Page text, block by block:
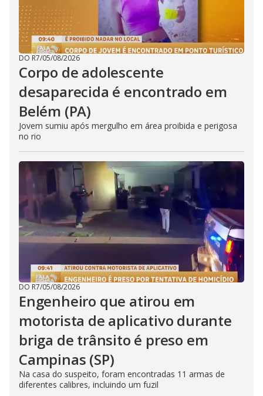
DO R7/05/08/2026
Corpo de adolescente
desaparecida é encontrado em
Belém (PA)
Jovem sumiu após mergulho em área proibida e perigosa
no rio
DO R7/05/08/2026
Engenheiro que atirou em
motorista de aplicativo durante
briga de trânsito é preso em
Campinas (SP)
Na casa do suspeito, foram encontradas 11 armas de
diferentes calibres, incluindo um fuzil